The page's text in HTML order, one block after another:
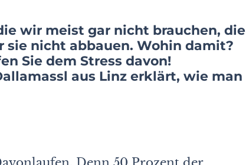
wir meist gar nicht brauchen, die
sie nicht abbauen. Wohin damit?
Sie dem Stress davon!
aus Linz erklärt, wie man